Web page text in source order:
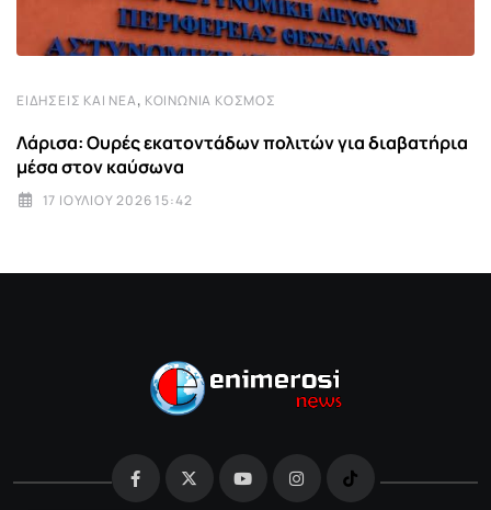
ΕΙΔΉΣΕΙΣ ΚΑΙ ΝΈΑ, ΚΟΙΝΩΝΊΑ ΚΌΣΜΟΣ
Λάρισα: Ουρές εκατοντάδων πολιτών για διαβατήρια
μέσα στον καύσωνα
17 ΙΟΥΛΊΟΥ 2026 15:42